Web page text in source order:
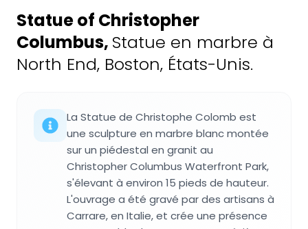
Statue of Christopher
Columbus, Statue en marbre à
North End, Boston, États-Unis.
La Statue de Christophe Colomb est
une sculpture en marbre blanc montée
sur un piédestal en granit au
Christopher Columbus Waterfront Park,
s'élevant à environ 15 pieds de hauteur.
L'ouvrage a été gravé par des artisans à
Carrare, en Italie, et crée une présence